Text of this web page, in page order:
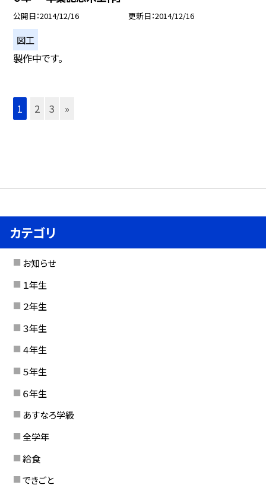
公開日 2014/12/16 更新日 2014/12/16
図工
製作中です。
1 2 3 »
カテゴリ
お知らせ
１年生
２年生
３年生
４年生
５年生
６年生
あすなろ学級
全学年
給食
できごと